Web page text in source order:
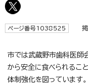
ページ番号1038525 掲
市では武蔵野市歯科医師
から安全に食べられるこ
体制強化を図っています。